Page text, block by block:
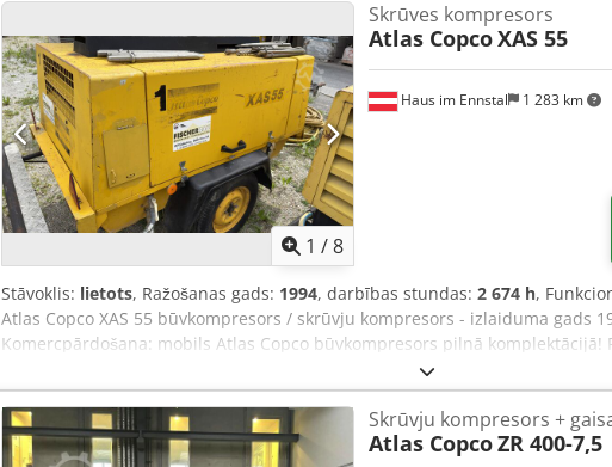
1 /8
Haus im Ennstal 1 283 km
Skrūves kompresors
Atlas CopcoXAS 55
Stāvoklis: lietots, Ražošanas gads: 1994, darbības stundas: 2 674 h,
Atlas Copco XAS 55 būvkompresors / skrūvju kompresors - izlaiduma gads
Komercpārdošana: mobils Atlas Copco būvkompresors pilnā komplektācijā!
izturīgs skrūvju kompresors no kvalitatīva ražotāja Atlas Copco, modelis
Bau GmbH autoparkam, tā uzstādīta uz praktiskas vienass piekabes ar
tūlītējai lietošanai būvlaukumā. Tehniskie dati un iekārtas informācija
un instrumentiem): Ražotājs: Atlas Copco Modelis: XAS 55 Dcodpfx Ajzbu
Skrūvju kompresors +
Atlas CopcoZR 400-7,5